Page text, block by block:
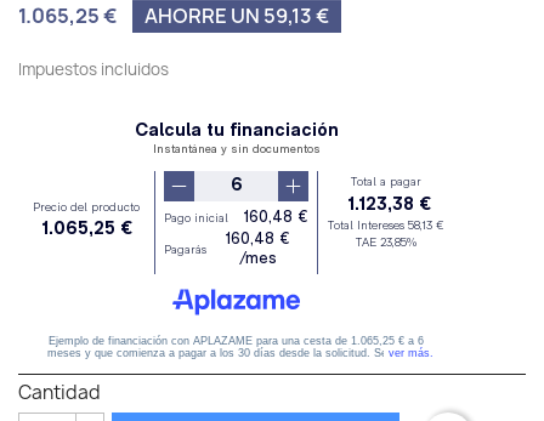
1.065,25 €
AHORRE UN 59,13 €
Impuestos incluidos
Cantidad